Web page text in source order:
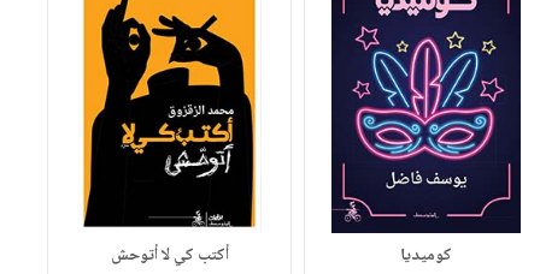
كوميديا أكتب كي لا أتوحش